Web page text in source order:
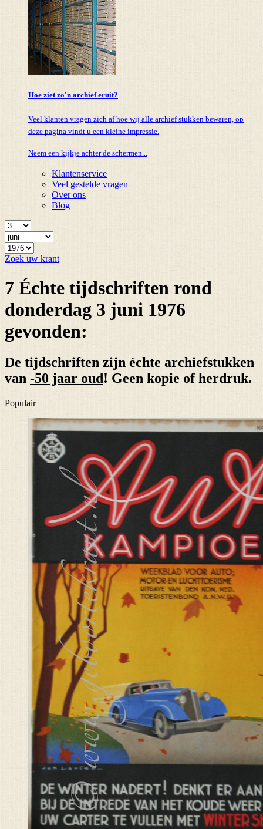
Hoe ziet zo'n archief eruit?
Veel klanten vragen zich af hoe wij alle archief stukken bewaren, op
deze pagina vindt u een kleine impressie.
Neem een kijkje achter de schermen...
Klantenservice
Veel gestelde vragen
Over ons
Blog
Zoek uw krant
7 Échte tijdschriften rond
donderdag 3 juni 1976
gevonden:
De tijdschriften zijn échte archiefstukken
van -50 jaar oud ! Geen kopie of herdruk.
Populair